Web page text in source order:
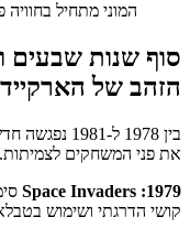
המוני מתחיל בחוויה
סוף שנות שבעים
הזהב של
בין 1978 ל-
את פני המשחקים לצמיתות.
1979: Space Invaders
קושי הדרגתי ושימוש